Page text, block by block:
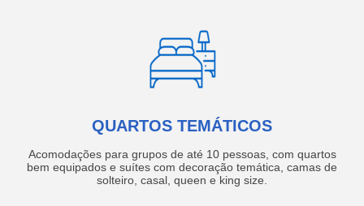
QUARTOS TEMÁTICOS
Acomodações para grupos de até 10 pessoas, com quartos
bem equipados e suítes com decoração temática, camas de
solteiro, casal, queen e king size.